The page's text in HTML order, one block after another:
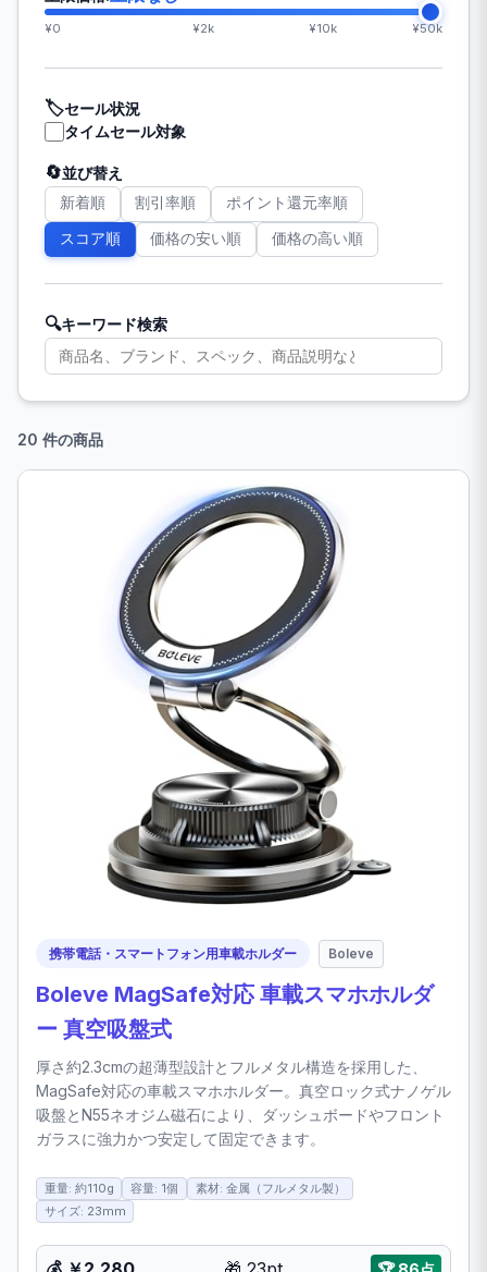
¥0 ¥2k ¥10k ¥50k
🏷️セール状況
タイムセール対象
🔄並び替え
新着順 割引率順 ポイント還元率順
スコア順 価格の安い順 価格の高い順
🔍キーワード検索
20 件の商品
携帯電話・スマートフォン用車載ホルダー Boleve
Boleve MagSafe対応 車載スマホホルダ
ー 真空吸盤式
厚さ約2.3cmの超薄型設計とフルメタル構造を採用した、
MagSafe対応の車載スマホホルダー。真空ロック式ナノゲル
吸盤とN55ネオジム磁石により、ダッシュボードやフロント
ガラスに強力かつ安定して固定できます。
重量: 約110g 容量: 1個
素材: 金属（フルメタル製）
サイズ: 23mm